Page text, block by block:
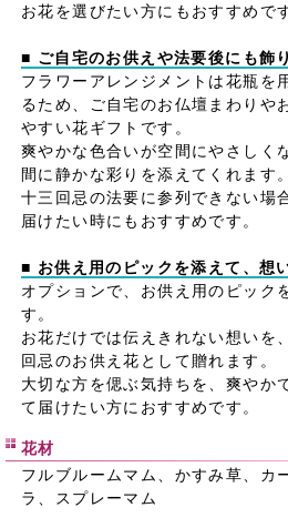
お花を選びたい方にもおすすめで
■ ご自宅のお供えや法要後にも飾
フラワーアレンジメントは花瓶を
るため、ご自宅のお仏壇まわりや
やすい花ギフトです。
爽やかな色合いが空間にやさしく
間に静かな彩りを添えてくれます。
十三回忌の法要に参列できない場
届けたい時にもおすすめです。
■ お供え用のピックを添えて、想
オプションで、お供え用のピック
す。
お花だけでは伝えきれない想いを
回忌のお供え花として贈れます。
大切な方を偲ぶ気持ちを、爽やか
て届けたい方におすすめです。
花材
フルブルームマム、かすみ草、カ
ラ、スプレーマム